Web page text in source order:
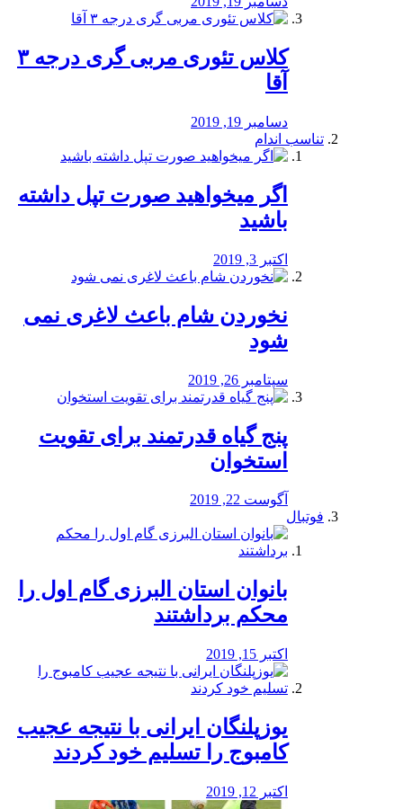
کلاس تئوری مربی گری درجه ۳
آقا
دسامبر 19, 2019
تناسب اندام
اگر میخواهید صورت تپل داشته
باشید
اکتبر 3, 2019
نخوردن شام باعث لاغری نمی
‌شود
سپتامبر 26, 2019
پنج گیاه قدرتمند برای تقویت
استخوان
آگوست 22, 2019
فوتبال
بانوان استان البرزی گام اول را
محكم برداشتند
اکتبر 15, 2019
یوزپلنگان ایرانی با نتیجه عجیب
کامبوج را تسلیم خود کردند
اکتبر 12, 2019